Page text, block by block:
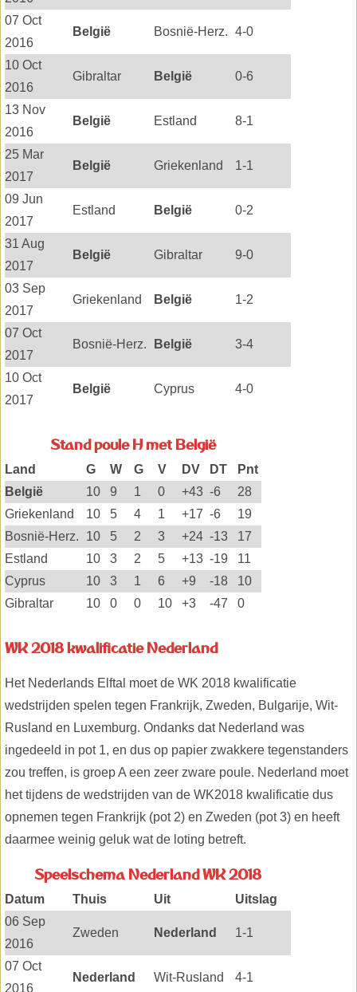
07 Oct
2016
België Bosnië-Herz. 4-0
10 Oct
2016
Gibraltar België 0-6
13 Nov
2016
België Estland 8-1
25 Mar
2017
België Griekenland 1-1
09 Jun
2017
Estland België 0-2
31 Aug
2017
België Gibraltar 9-0
03 Sep
2017
Griekenland België 1-2
07 Oct
2017
Bosnië-Herz. België 3-4
10 Oct
2017
België Cyprus 4-0
Stand poule H met België
Land G W G V DV DT
Pnt
België
10 9 1 0 +43 -6
28
Griekenland
10 5 4 1 +17 -6
19
Bosnië-Herz.
10 5 2 3 +24 -13
17
Estland
10 3 2 5 +13 -19
11
Cyprus
10 3 1 6 +9 -18
10
Gibraltar
10 0 0 10 +3 -47 0
WK 2018 kwalificatie Nederland
Het Nederlands Elftal moet de WK 2018 kwalificatie
wedstrijden spelen tegen Frankrijk, Zweden, Bulgarije, Wit-
Rusland en Luxemburg. Ondanks dat Nederland was
ingedeeld in pot 1, en dus op papier zwakkere tegenstanders
zou treffen, is groep A een zeer zware poule. Nederland moet
het tijdens de wedstrijden van de WK2018 kwalificatie dus
opnemen tegen Frankrijk (pot 2) en Zweden (pot 3) en heeft
daarmee weinig geluk wat de loting betreft.
Speelschema Nederland WK 2018
Datum Thuis Uit
Uitslag
06 Sep
2016
Zweden Nederland 1-1
07 Oct
2016
Nederland Wit-Rusland 4-1